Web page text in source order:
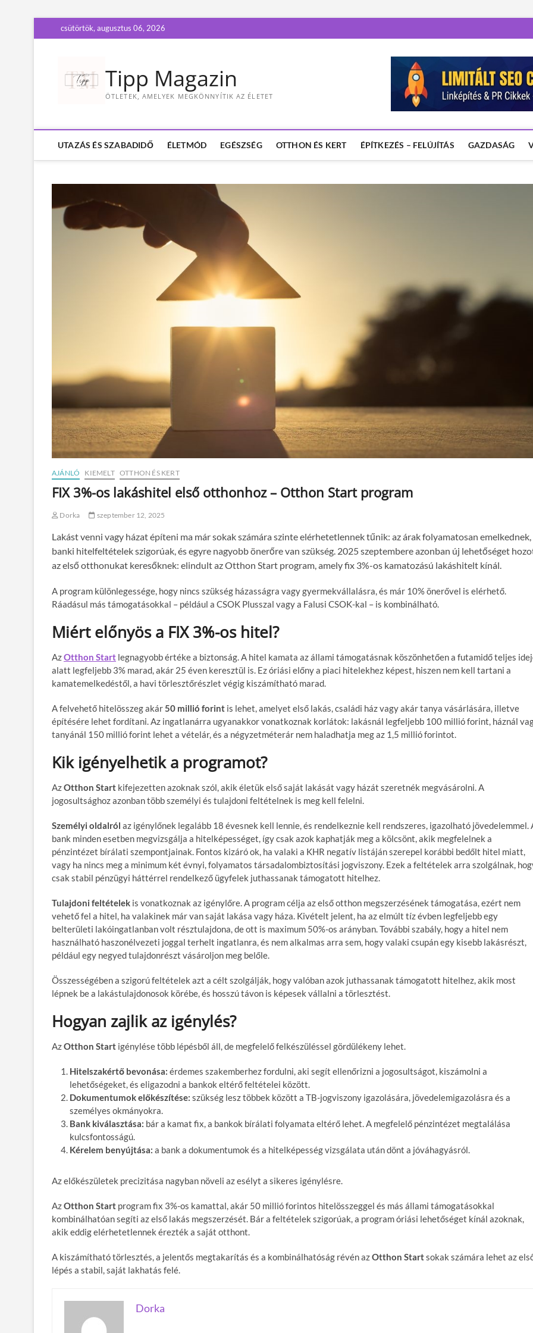
k
n
csütörtök, augusztus 06, 2026
Tipp Magazin
ÖTLETEK, AMELYEK MEGKÖNNYÍTIK AZ ÉLETET
UTAZÁS ÉS SZABADIDŐ ÉLETMÓD EGÉSZSÉG OTTHON ÉS KERT ÉPÍTKEZÉS – FELÚJÍTÁS GAZDASÁG
AJÁNLÓ KIEMELT OTTHON ÉS KERT
FIX 3%-os lakáshitel első otthonhoz – Otthon Start program
Dorka szeptember 12, 2025
Lakást venni vagy házat építeni ma már sokak számára szinte elérhetetlennek tűnik: az árak folyamatosan emelkednek,
banki hitelfeltételek szigorúak, és egyre nagyobb önerőre van szükség. 2025 szeptembere azonban új lehetőséget
az első otthonukat keresőknek: elindult az Otthon Start program, amely fix 3%-os kamatozású lakáshitelt kínál.
A program különlegessége, hogy nincs szükség házasságra vagy gyermekvállalásra, és már 10% önerővel is elérhető.
Ráadásul más támogatásokkal – például a CSOK Plusszal vagy a Falusi CSOK-kal – is kombinálható.
Miért előnyös a FIX 3%-os hitel?
AzOtthon Start legnagyobb értéke a biztonság. A hitel kamata az állami támogatásnak köszönhetően a futamidő teljes
alatt legfeljebb 3% marad, akár 25 éven keresztül is. Ez óriási előny a piaci hitelekhez képest, hiszen nem kell tartani a
kamatemelkedéstől, a havi törlesztőrészlet végig kiszámítható marad.
A felvehető hitelösszeg akár50 millió forint is lehet, amelyet első lakás, családi ház vagy akár tanya vásárlására, illetve
építésére lehet fordítani. Az ingatlanárra ugyanakkor vonatkoznak korlátok: lakásnál legfeljebb 100 millió forint, háznál
tanyánál 150 millió forint lehet a vételár, és a négyzetméterár nem haladhatja meg az 1,5 millió forintot.
Kik igényelhetik a programot?
AzOtthon Start kifejezetten azoknak szól, akik életük első saját lakását vagy házát szeretnék megvásárolni. A
jogosultsághoz azonban több személyi és tulajdoni feltételnek is meg kell felelni.
Személyi oldalról az igénylőnek legalább 18 évesnek kell lennie, és rendelkeznie kell rendszeres, igazolható jövedelemmel.
bank minden esetben megvizsgálja a hitelképességet, így csak azok kaphatják meg a kölcsönt, akik megfelelnek a
pénzintézet bírálati szempontjainak. Fontos kizáró ok, ha valaki a KHR negatív listáján szerepel korábbi bedőlt hitel miatt,
vagy ha nincs meg a minimum két évnyi, folyamatos társadalombiztosítási jogviszony. Ezek a feltételek arra szolgálnak,
csak stabil pénzügyi háttérrel rendelkező ügyfelek juthassanak támogatott hitelhez.
Tulajdoni feltételek is vonatkoznak az igénylőre. A program célja az első otthon megszerzésének támogatása, ezért nem
vehető fel a hitel, ha valakinek már van saját lakása vagy háza. Kivételt jelent, ha az elmúlt tíz évben legfeljebb egy
belterületi lakóingatlanban volt résztulajdona, de ott is maximum 50%-os arányban. További szabály, hogy a hitel nem
használható haszonélvezeti joggal terhelt ingatlanra, és nem alkalmas arra sem, hogy valaki csupán egy kisebb lakásrészt,
például egy negyed tulajdonrészt vásároljon meg belőle.
Összességében a szigorú feltételek azt a célt szolgálják, hogy valóban azok juthassanak támogatott hitelhez, akik most
lépnek be a lakástulajdonosok körébe, és hosszú távon is képesek vállalni a törlesztést.
Hogyan zajlik az igénylés?
AzOtthon Start igénylése több lépésből áll, de megfelelő felkészüléssel gördülékeny lehet.
Hitelszakértő bevonása: érdemes szakemberhez fordulni, aki segít ellenőrizni a jogosultságot, kiszámolni a
lehetőségeket, és eligazodni a bankok eltérő feltételei között.
Dokumentumok előkészítése: szükség lesz többek között a TB-jogviszony igazolására, jövedelemigazolásra és a
személyes okmányokra.
Bank kiválasztása: bár a kamat fix, a bankok bírálati folyamata eltérő lehet. A megfelelő pénzintézet megtalálása
kulcsfontosságú.
Kérelem benyújtása: a bank a dokumentumok és a hitelképesség vizsgálata után dönt a jóváhagyásról.
Az előkészületek precizitása nagyban növeli az esélyt a sikeres igénylésre.
AzOtthon Start program fix 3%-os kamattal, akár 50 millió forintos hitelösszeggel és más állami támogatásokkal
kombinálhatóan segíti az első lakás megszerzését. Bár a feltételek szigorúak, a program óriási lehetőséget kínál azoknak,
akik eddig elérhetetlennek érezték a saját otthont.
A kiszámítható törlesztés, a jelentős megtakarítás és a kombinálhatóság révén azOtthon Startsokak számára lehet az
lépés a stabil, saját lakhatás felé.
Dorka